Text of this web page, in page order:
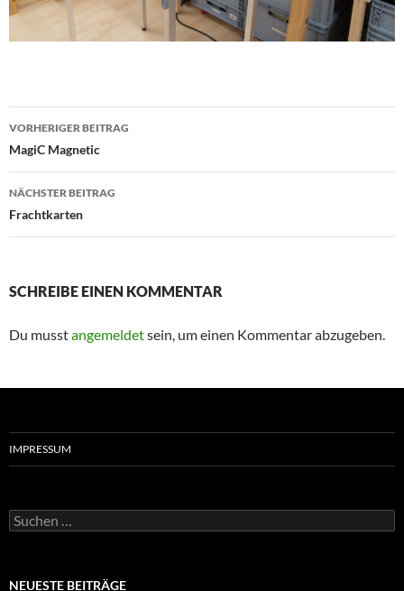
Beitragsnavigation
VORHERIGER BEITRAG
MagiC Magnetic
NÄCHSTER BEITRAG
Frachtkarten
SCHREIBE EINEN KOMMENTAR
Du musstangemeldetsein, um einen Kommentar abzugeben.
IMPRESSUM
Suchen
nach:
NEUESTE BEITRÄGE